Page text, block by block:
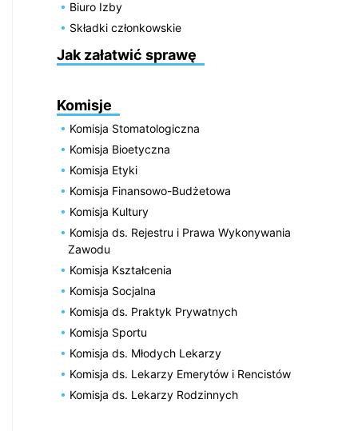
Biuro Izby
Składki członkowskie
Jak załatwić sprawę
Komisje
Komisja Stomatologiczna
Komisja Bioetyczna
Komisja Etyki
Komisja Finansowo-Budżetowa
Komisja Kultury
Komisja ds. Rejestru i Prawa Wykonywania
Zawodu
Komisja Kształcenia
Komisja Socjalna
Komisja ds. Praktyk Prywatnych
Komisja Sportu
Komisja ds. Młodych Lekarzy
Komisja ds. Lekarzy Emerytów i Rencistów
Komisja ds. Lekarzy Rodzinnych